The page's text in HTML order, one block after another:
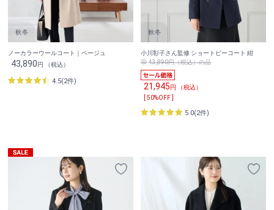
ノーカラーウールコート｜ベージュ
43,890円 （税込）
4.5(2件)
小川彰子さん監修 ショートピーコート 紺
43,890円（税込）の品
21,945円 （税込）
[ 50%OFF ]
5.0(2件)